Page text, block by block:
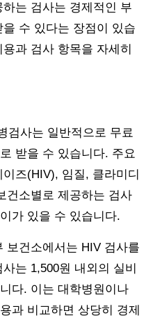
는 검사는 경제적인 부
수 있다는 장점이 있습
과 검사 항목을 자세히
검사는 일반적으로 무료
받을 수 있습니다. 주요
즈(HIV), 임질, 클라미디
건소별로 제공하는 검사
가 있을 수 있습니다.
보건소에서는 HIV 검사를
는 1,500원 내외의 실비
다. 이는 대학병원이나
과 비교하면 상당히 경제